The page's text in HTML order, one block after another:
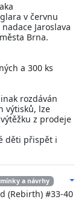
v červnu
Jaroslava
Brna.
a 300 ks
rozdáván
výtisků, lze
z prodeje
děti přispět i
a návrhy
(Rebirth) #33-40